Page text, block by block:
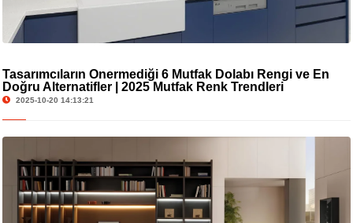
Tasarımcıların Önermediği 6 Mutfak Dolabı Rengi ve En
Doğru Alternatifler | 2025 Mutfak Renk Trendleri
2025-10-20 14:13:21